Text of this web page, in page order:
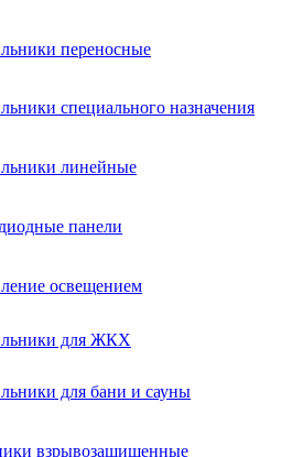
переносные
специального назначения
линейные
панели
освещением
для ЖКХ
для бани и сауны
взрывозащищенные